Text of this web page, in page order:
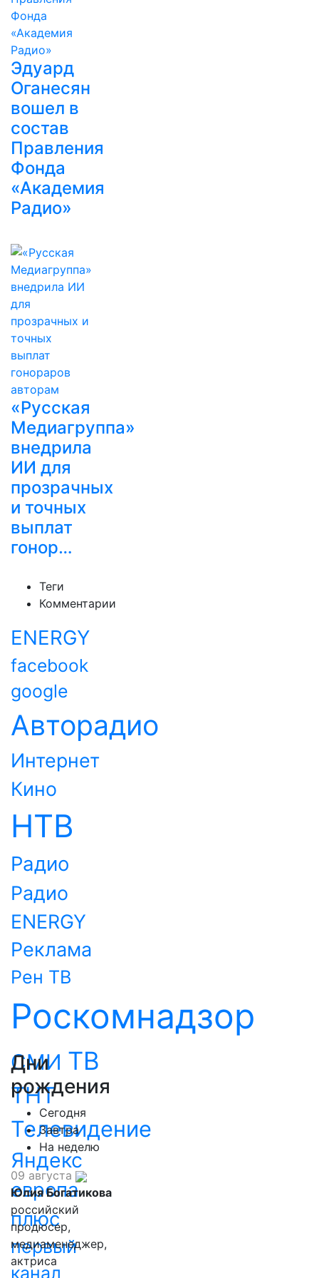
Эдуард
Оганесян
вошел в
состав
Правления
Фонда
«Академия
Радио»
«Русская
Медиагруппа»
внедрила
ИИ для
прозрачных
и точных
выплат
гонор…
Теги
Комментарии
ENERGY
facebook
google
Авторадио
Интернет
Кино
НТВ
Радио
Радио
ENERGY
Реклама
Рен ТВ
Роскомнадзор
СМИ ТВ
ТНТ
Телевидение
Яндекс
европа
плюс
первый
канал
Дни
рождения
Сегодня
Завтра
На неделю
09 августа
Юлия Богатикова
российский
продюсер,
медиаменеджер,
актриса